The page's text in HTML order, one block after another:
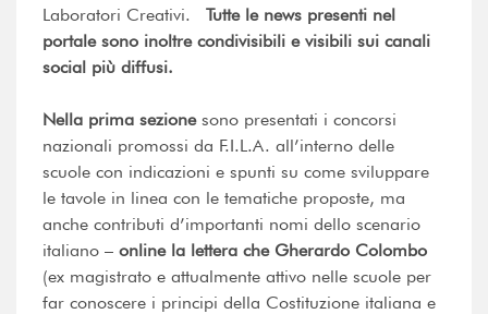
Laboratori Creativi. Tutte le news presenti nel
portale sono inoltre condivisibili e visibili sui canali
social più diffusi.
Nella prima sezionesono presentati i concorsi
nazionali promossi da F.I.L.A. all’interno delle
scuole con indicazioni e spunti su come sviluppare
le tavole in linea con le tematiche proposte, ma
anche contributi d’importanti nomi dello scenario
italiano – online la lettera che Gherardo Colombo
(ex magistrato e attualmente attivo nelle scuole per
far conoscere i principi della Costituzione italiana e